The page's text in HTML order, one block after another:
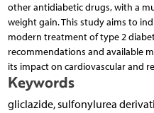
other antidiabetic drugs, with a
weight gain. This study aims to
modern treatment of type 2
recommendations and available
its impact on cardiovascular and
Keywords
gliclazide, sulfonylurea